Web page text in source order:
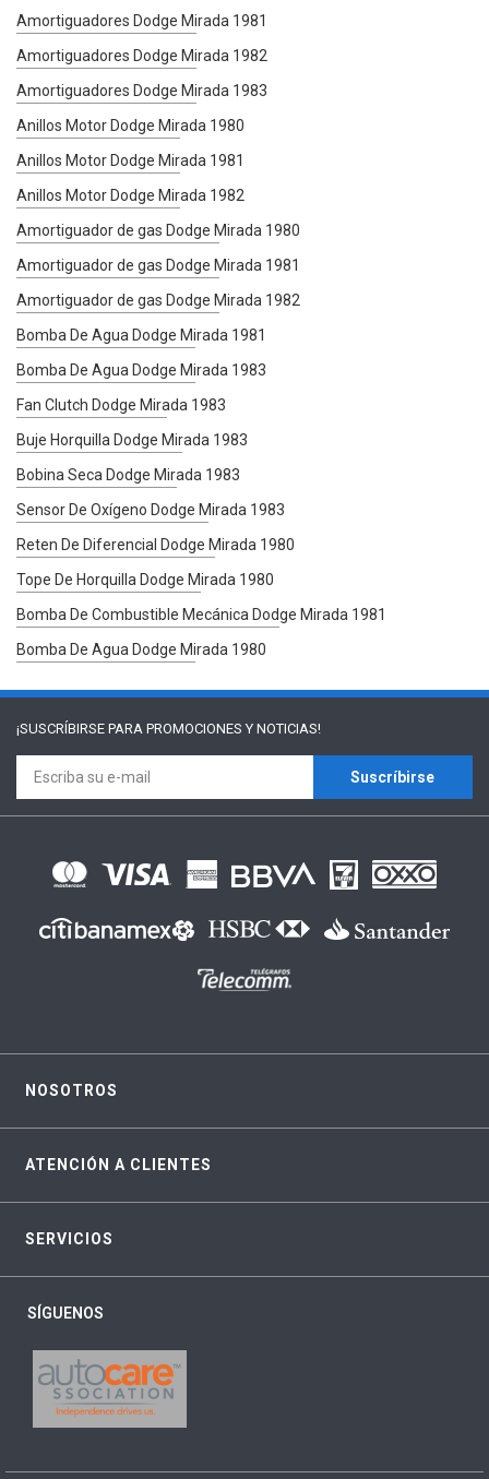
Amortiguadores Dodge Mirada 1981
Amortiguadores Dodge Mirada 1982
Amortiguadores Dodge Mirada 1983
Anillos Motor Dodge Mirada 1980
Anillos Motor Dodge Mirada 1981
Anillos Motor Dodge Mirada 1982
Amortiguador de gas Dodge Mirada 1980
Amortiguador de gas Dodge Mirada 1981
Amortiguador de gas Dodge Mirada 1982
Bomba De Agua Dodge Mirada 1981
Bomba De Agua Dodge Mirada 1983
Fan Clutch Dodge Mirada 1983
Buje Horquilla Dodge Mirada 1983
Bobina Seca Dodge Mirada 1983
Sensor De Oxígeno Dodge Mirada 1983
Reten De Diferencial Dodge Mirada 1980
Tope De Horquilla Dodge Mirada 1980
Bomba De Combustible Mecánica Dodge Mirada 1981
Bomba De Agua Dodge Mirada 1980
¡SUSCRÍBIRSE PARA PROMOCIONES Y NOTICIAS!
Suscríbirse
NOSOTROS
ATENCIÓN A CLIENTES
SERVICIOS
SÍGUENOS